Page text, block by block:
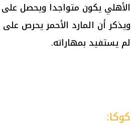
الأهلي يكون متواجدا ويحصل على
ويذكر أن المارد الأحمر يحرص
لم يستفيد بمهاراته.
كوكا: